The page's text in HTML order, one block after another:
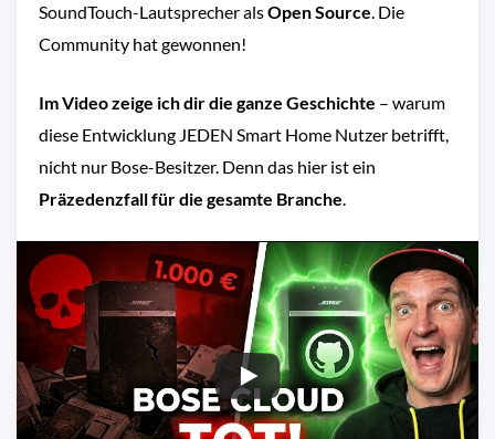
SoundTouch-Lautsprecher alsOpen Source. Die
Community hat gewonnen!
Im Video zeige ich dir die ganze Geschichte – warum
diese Entwicklung JEDEN Smart Home Nutzer betrifft,
nicht nur Bose-Besitzer. Denn das hier ist ein
Präzedenzfall für die gesamte Branche.